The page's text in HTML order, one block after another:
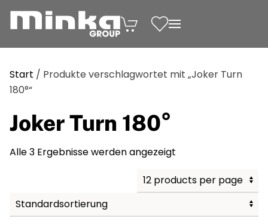
Zum Inhalt springen
Start / Produkte verschlagwortet mit „Joker Turn
180°“
Joker Turn 180°
Alle 3 Ergebnisse werden angezeigt